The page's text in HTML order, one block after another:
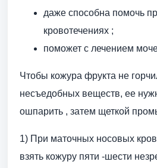
даже способна помочь
кровотечениях ;
поможет с лечением
Чтобы кожура фрукта не
несъедобных веществ, ее
ошпарить , затем щеткой
1) При маточных носовых
взять кожуру пяти -шести